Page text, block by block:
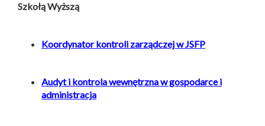
Szkołą Wyższą
Koordynator kontroli zarządczej w JSFP
Audyt i kontrola wewnętrzna w gospodarce i
administracja